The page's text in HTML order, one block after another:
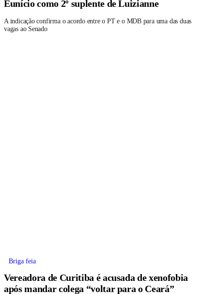
Eunício como 2º suplente de Luizianne
A indicação confirma o acordo entre o PT e o MDB para uma das duas
vagas ao Senado
Briga feia
Vereadora de Curitiba é acusada de xenofobia
após mandar colega “voltar para o Ceará”